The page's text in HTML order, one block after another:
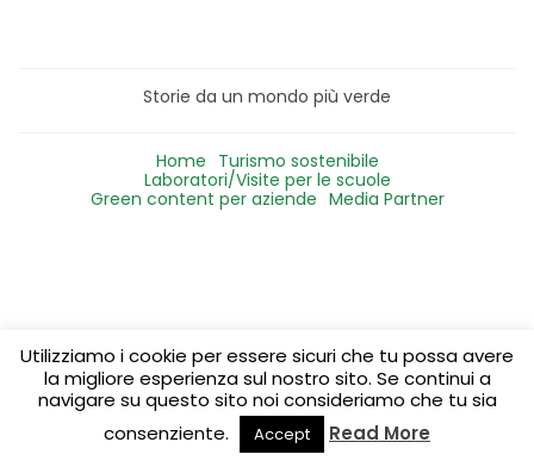
Storie da un mondo più verde
Home Turismo sostenibile
Laboratori/Visite per le scuole
Green content per aziende Media Partner
Utilizziamo i cookie per essere sicuri che tu possa avere
la migliore esperienza sul nostro sito. Se continui a
navigare su questo sito noi consideriamo che tu sia
consenziente.
Accept Read More